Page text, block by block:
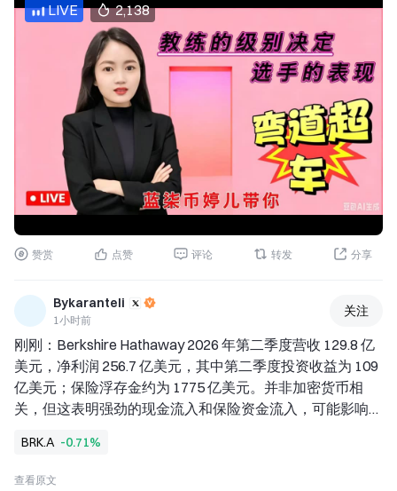
LIVE 2,138
赞赏 点赞 评论 转发 分享
Bykaranteli
1小时前
关注
刚刚：Berkshire Hathaway 2026 年第二季度营收 129.8 亿
美元，净利润 256.7 亿美元，其中第二季度投资收益为 109
亿美元；保险浮存金约为 1775 亿美元。并非加密货币相
关，但这表明强劲的现金流入和保险资金流入，可能影响整
BRK.A -0.71%
查看原文